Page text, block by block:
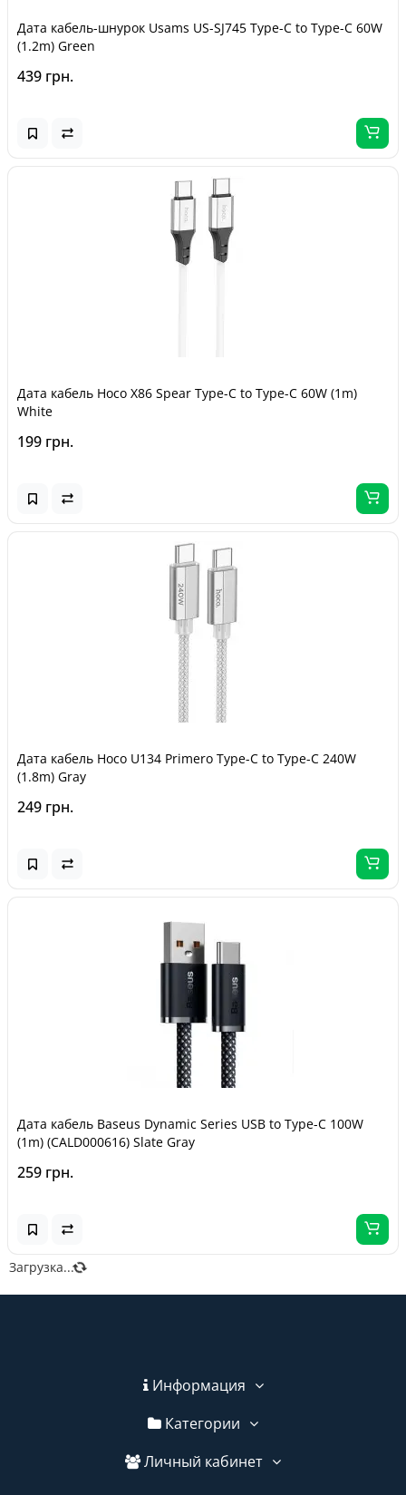
Дата кабель-шнурок Usams US-SJ745 Type-C to Type-C 60W
(1.2m) Green
439 грн.
Дата кабель Hoco X86 Spear Type-C to Type-C 60W (1m)
White
199 грн.
Дата кабель Hoco U134 Primero Type-C to Type-C 240W
(1.8m) Gray
249 грн.
Дата кабель Baseus Dynamic Series USB to Type-C 100W
(1m) (CALD000616) Slate Gray
259 грн.
Загрузка...
Информация
Категории
Личный кабинет